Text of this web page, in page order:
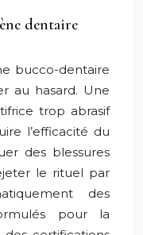
dentaire
bucco-dentaire
au hasard. Une
trop abrasif
l’efficacité du
des blessures
le rituel par
des
pour la